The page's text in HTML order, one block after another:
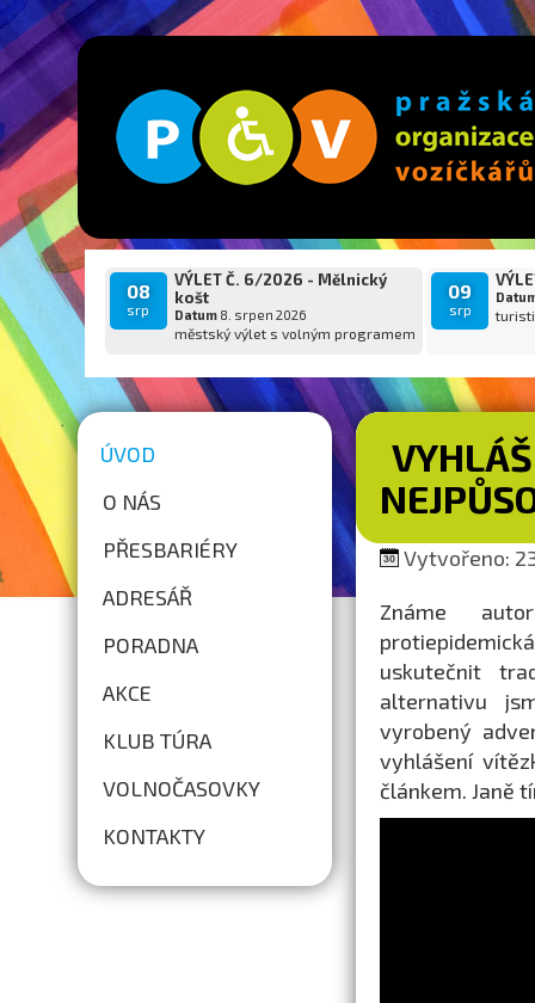
08
srp
VÝLET Č. 6/2026 - Mělnický
košt
Datum8. srpen 2026
městský výlet s volným programem
09
srp
ÚVOD
O NÁS
PŘESBARIÉRY
ADRESÁŘ
PORADNA
AKCE
KLUB TÚRA
VOLNOČASOVKY
KONTAKTY
Vytvořeno:
Známe
uskutečnit
alternativu
vyrobený
vyhlášení
článkem. Janě